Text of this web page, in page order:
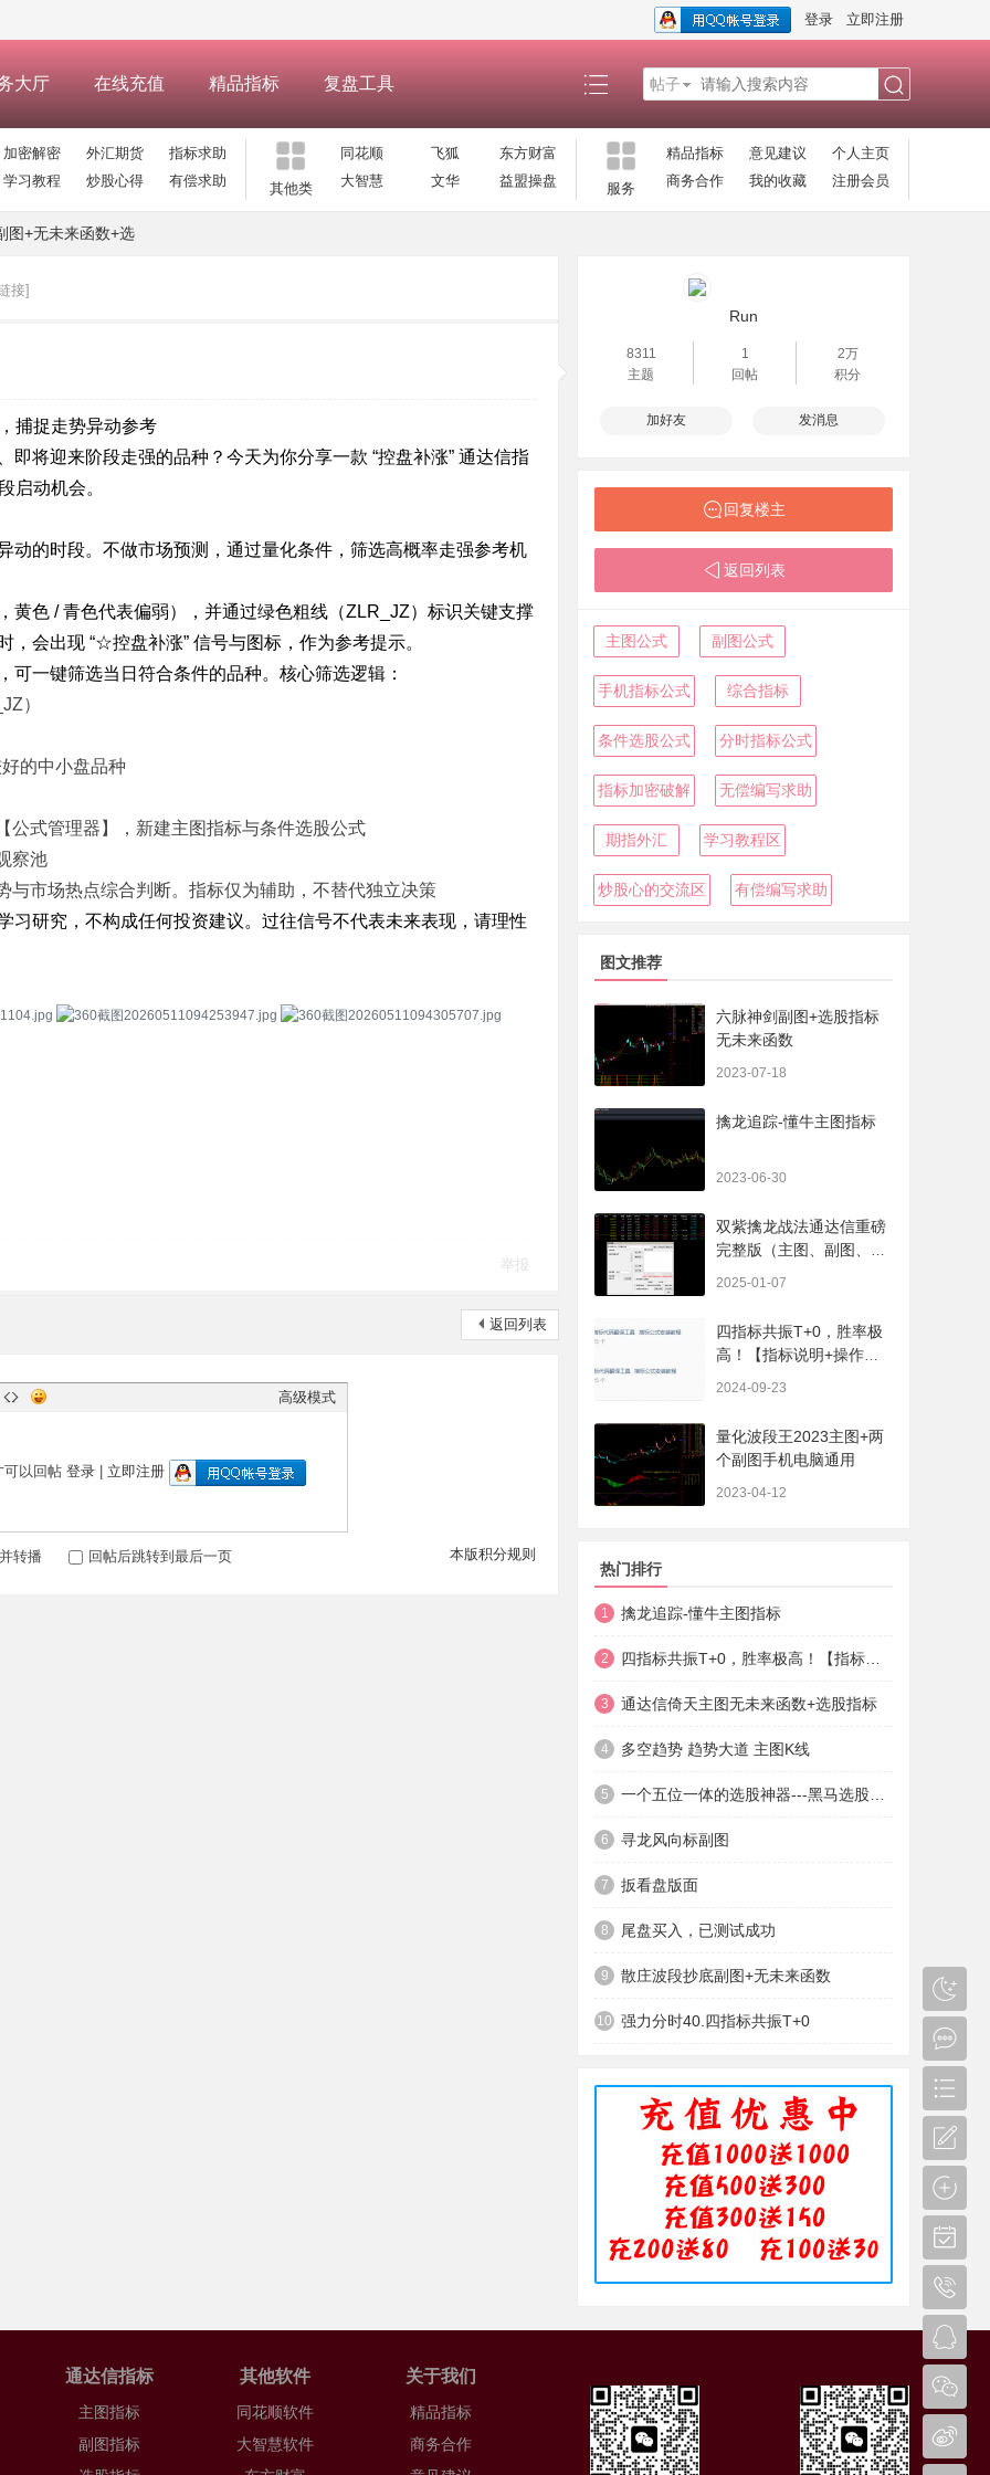
登录 立即注册
大厅 在线充值 精品指标 复盘工具 帖子
加密解密 外汇期货
指标求助
学习教程
炒股心得 有偿求助 其他类
同花顺 飞狐
东方财富
大智慧
文华 益盟操盘 服务
精品指标 意见建议
个人主页
商务合作
我的收藏 注册会员
图+无未来函数+选
接]
捕捉走势异动参考
将迎来阶段走强的品种？今天为你分享一款 “控盘补涨” 通达信指
启动机会。
动的时段。不做市场预测，通过量化条件，筛选高概率走强参考机
黄色 / 青色代表偏弱），并通过绿色粗线（ZLR_JZ）标识关键支撑
会出现 “☆控盘补涨” 信号与图标，作为参考提示。
一键筛选当日符合条件的品种。核心筛选逻辑：
）
的中小盘品种
公式管理器】，新建主图指标与条件选股公式
察池
与市场热点综合判断。指标仅为辅助，不替代独立决策
习研究，不构成任何投资建议。过往信号不代表未来表现，请理性
举报
返回列表
高级模式
可以回帖 登录| 立即注册
本版积分规则
转播 回帖后跳转到最后一页
Run
8311
主题
1
回帖
2万
积分
加好友 发消息
回复楼主
返回列表
主图公式 副图公式
手机指标公式 综合指标
条件选股公式 分时指标公式
指标加密破解 无偿编写求助
期指外汇 学习教程区
炒股心的交流区 有偿编写求助
图文推荐
六脉神剑副图+选股指标
无未来函数
2023-07-18
擒龙追踪-懂牛主图指标
2023-06-30
双紫擒龙战法通达信重磅
完整版（主图、副图、排
2025-01-07
四指标共振T+0，胜率极
高！【指标说明+操作方
2024-09-23
量化波段王2023主图+两
个副图手机电脑通用
2023-04-12
热门排行
1 擒龙追踪-懂牛主图指标
2
3 通达信倚天主图无未来函数+选股指标
4 多空趋势 趋势大道 主图K线
5
6 寻龙风向标副图
7 扳看盘版面
8 尾盘买入，已测试成功
9 散庄波段抄底副图+无未来函数
10 强力分时40.四指标共振T+0
通达信指标
主图指标
副图指标
其他软件
同花顺软件
大智慧软件
关于我们
精品指标
商务合作